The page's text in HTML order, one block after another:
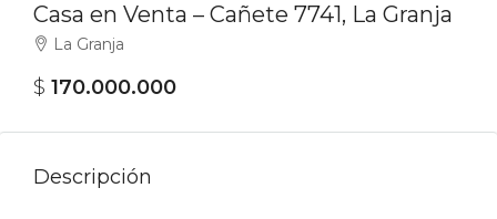
Casa en Venta – Cañete 7741, La Granja
La Granja
$ 170.000.000‎
Descripción